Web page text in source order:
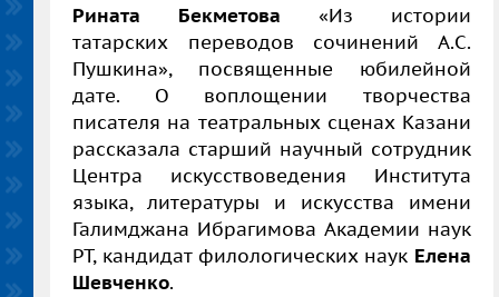
Рината Бекметова «Из истории
татарских переводов сочинений А.С.
Пушкина», посвященные юбилейной
дате. О воплощении творчества
писателя на театральных сценах Казани
рассказала старший научный сотрудник
Центра искусствоведения Института
языка, литературы и искусства имени
Галимджана Ибрагимова Академии наук
РТ, кандидат филологических наук Елена
Шевченко.